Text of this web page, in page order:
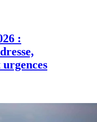
: